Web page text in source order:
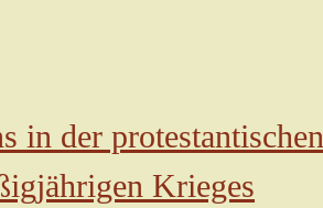
in der protestantischen
Krieges